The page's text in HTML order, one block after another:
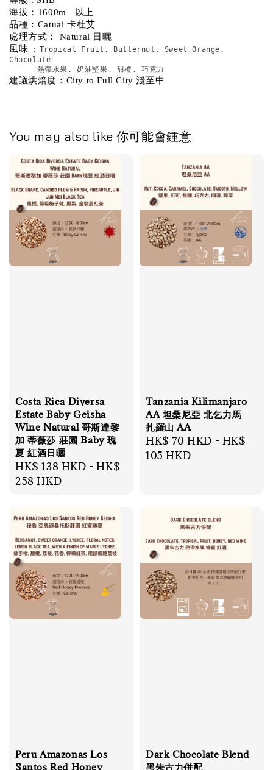
海拔：1600m   以上
品種：Catuai 卡杜艾
處理方式： Natural 日曬
風味  : Tropical Fruit, Butternut, Sweet Orange,
Chocolate
      熱帶水果, 奶油堅果, 甜橙, 巧克力
建議烘焙度：City to Full City 淺至中
You may also like 你可能會鍾意
Costa Rica Diversa
Estate Baby Geisha
Wine Natural 哥斯達黎
加 蒂薇莎 莊園 Baby 瑰
夏 紅酒日曬
Regular
price
HK$ 138 HKD -HK$
258 HKD
Tanzania Kilimanjaro
AA 坦桑尼亞 北乞力馬
扎羅山 AA
Regular
price
HK$ 70 HKD - HK$
105 HKD
Peru Amazonas Los
Santos Red Honey
Dark Chocolate Blend
黑朱古力併配